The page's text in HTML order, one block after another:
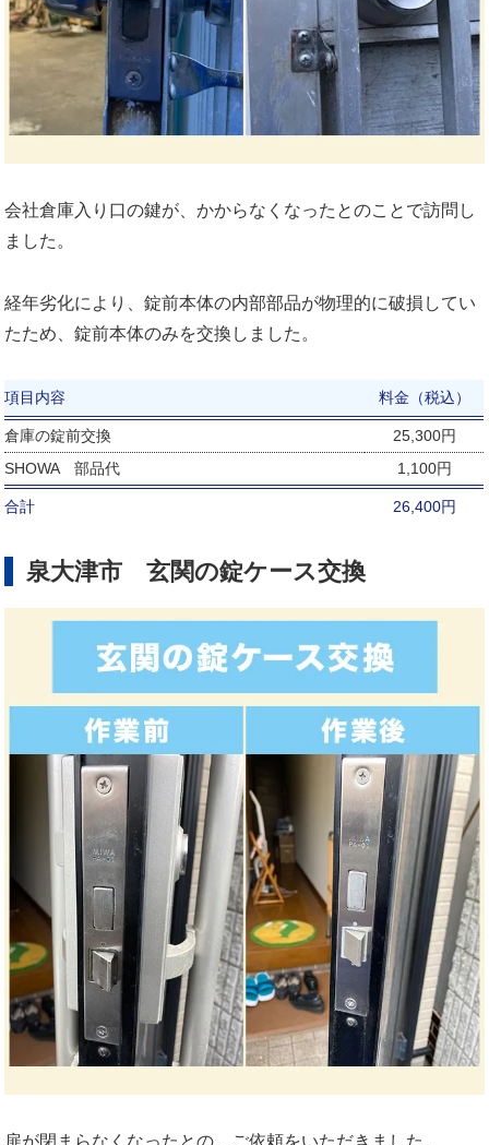
会社倉庫入り口の鍵が、かからなくなったとのことで訪問し
ました。
経年劣化により、錠前本体の内部部品が物理的に破損してい
たため、錠前本体のみを交換しました。
項目内容 料金（税込）
倉庫の錠前交換
25,300円
SHOWA 部品代
1,100円
合計 26,400円
泉大津市 玄関の錠ケース交換
扉が閉まらなくなったとの、ご依頼をいただきました。